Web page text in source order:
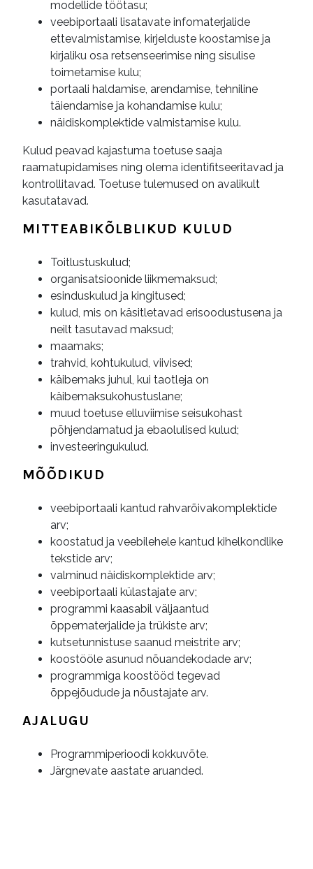
modellide töötasu;
veebiportaali lisatavate infomaterjalide
ettevalmistamise, kirjelduste koostamise ja
kirjaliku osa retsenseerimise ning sisulise
toimetamise kulu;
portaali haldamise, arendamise, tehniline
täiendamise ja kohandamise kulu;
näidiskomplektide valmistamise kulu.
Kulud peavad kajastuma toetuse saaja
raamatupidamises ning olema identifitseeritavad ja
kontrollitavad. Toetuse tulemused on avalikult
kasutatavad.
MITTEABIKÕLBLIKUD KULUD
Toitlustuskulud;
organisatsioonide liikmemaksud;
esinduskulud ja kingitused;
kulud, mis on käsitletavad erisoodustusena ja
neilt tasutavad maksud;
maamaks;
trahvid, kohtukulud, viivised;
käibemaks juhul, kui taotleja on
käibemaksukohustuslane;
muud toetuse elluviimise seisukohast
põhjendamatud ja ebaolulised kulud;
investeeringukulud.
MÕÕDIKUD
veebiportaali kantud rahvarõivakomplektide
arv;
koostatud ja veebilehele kantud kihelkondlike
tekstide arv;
valminud näidiskomplektide arv;
veebiportaali külastajate arv;
programmi kaasabil väljaantud
õppematerjalide ja trükiste arv;
kutsetunnistuse saanud meistrite arv;
koostööle asunud nõuandekodade arv;
programmiga koostööd tegevad
õppejõudude ja nõustajate arv.
AJALUGU
Programmiperioodi kokkuvõte.
Järgnevate aastate aruanded.